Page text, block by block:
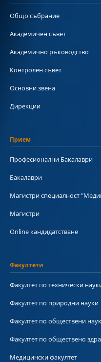
Общо събрание
Академичен съвет
Академично ръководство
Контролен съвет
Основни звена
Дирекции
Прием
Професионални Бакалаври
Бакалаври
Магистри специалност
Магистри
Online кандидатстване
Факултети
Факултет по технически
Факултет по природни науки
Факултет по обществени
Факултет по обществено
Медицински факултет